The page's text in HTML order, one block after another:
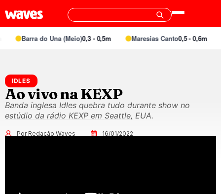
Barra do Una (Meio)0,3 - 0,5m Maresias Canto0,5 - 0,6m
IDLES
Ao vivo na KEXP
Banda inglesa Idles quebra tudo durante show no
estúdio da rádio KEXP em Seattle, EUA.
Por Redação Waves 16/01/2022